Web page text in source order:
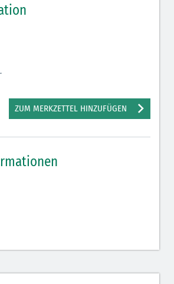
(blau-braun)
lila)
grün)
(grün-blau)
ZUM MERKZETTEL HINZUFÜGEN